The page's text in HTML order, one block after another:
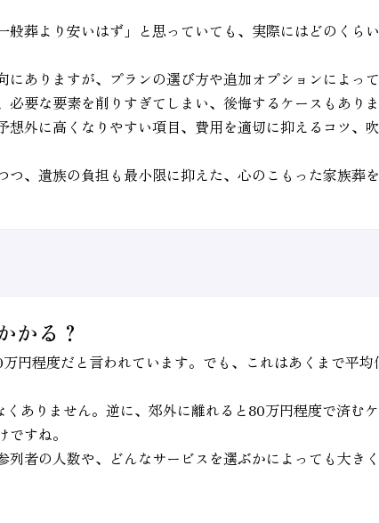
葬より安いはず」と思っていても、実際にはどのくら
ありますが、プランの選び方や追加オプションによっ
要な要素を削りすぎてしまい、後悔するケースもありま
外に高くなりやすい項目、費用を適切に抑えるコツ、
、遺族の負担も最小限に抑えた、心のこもった家族葬
かる？
円程度だと言われています。でも、これはあくまで平
ありません。逆に、郊外に離れると80万円程度で済む
すね。
者の人数や、どんなサービスを選ぶかによっても大き